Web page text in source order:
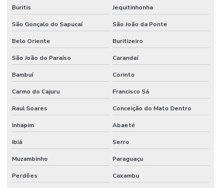
Buritis Jequitinhonha
São Gonçalo do Sapucaí São João da Ponte
Belo Oriente Buritizeiro
São João do Paraíso Carandaí
Bambuí Corinto
Carmo do Cajuru Francisco Sá
Raul Soares Conceição do Mato Dentro
Inhapim Abaeté
Ibiá Serro
Muzambinho Paraguaçu
Perdões Caxambu